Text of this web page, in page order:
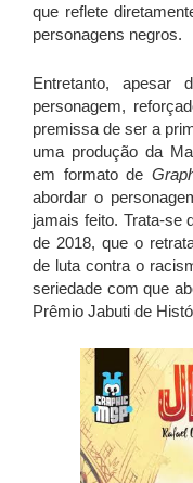
que reflete
personagens negros.
Entretanto, apesar
personagem,
premissa de ser a
uma produção da
em formato de
abordar o
jamais feito. Trata-se
de 2018, que o
de luta contra o
seriedade com que
Prêmio Jabuti de